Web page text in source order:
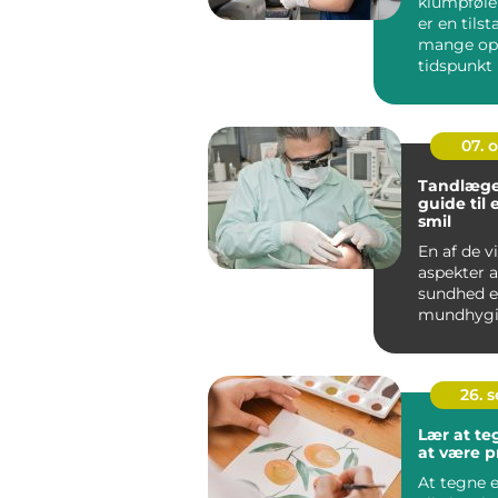
er en
mange
tidspunkt
07.
guide til
smil
En af de
aspekter
sundhed
...
26.
Lær at
at være
At tegne